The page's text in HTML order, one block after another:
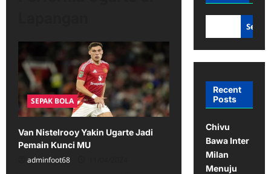
SEPAK BOLA
Van Nistelrooy Yakin Ugarte Jadi
Pemain Kunci MU
adminfoot68
Recent
Posts
Chivu
Bawa Inter
Milan
Menuju